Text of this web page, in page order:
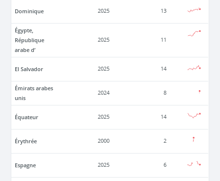
Dominique 2025 13
Égypte,
République
arabe d’
2025 11
El Salvador 2025 14
Émirats arabes
unis
2024 8
Équateur 2025 14
Érythrée 2000 2
Espagne 2025 6